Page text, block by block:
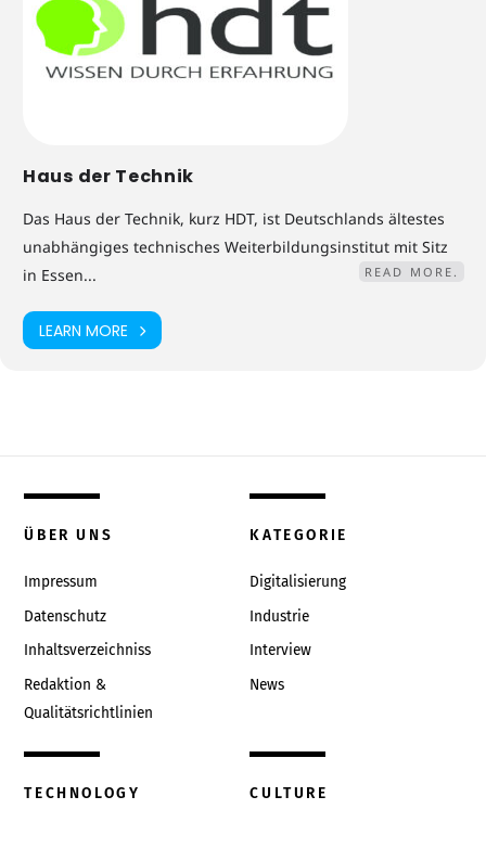
Haus der Technik
Das Haus der Technik, kurz HDT, ist Deutschlands ältestes
unabhängiges technisches Weiterbildungsinstitut mit Sitz
in Essen...
READ MORE.
LEARN MORE
ÜBER UNS
Impressum
Datenschutz
Inhaltsverzeichniss
Redaktion &
Qualitätsrichtlinien
KATEGORIE
Digitalisierung
Industrie
Interview
News
TECHNOLOGY CULTURE